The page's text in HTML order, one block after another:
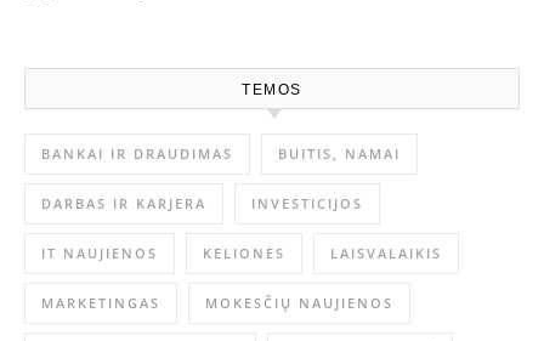
TEMOS
BANKAI IR DRAUDIMAS BUITIS, NAMAI
DARBAS IR KARJERA INVESTICIJOS
IT NAUJIENOS KELIONĖS LAISVALAIKIS
MARKETINGAS MOKESČIŲ NAUJIENOS